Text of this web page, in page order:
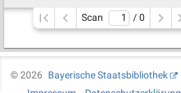
Scan / 0
©2026
Bayerische Staatsbibliothek